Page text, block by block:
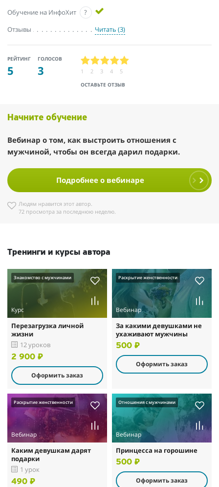
Обучение на ИнфоХит
?
Отзывы
Читать (3)
РЕЙТИНГ
5
ГОЛОСОВ
3
ОСТАВЬТЕ ОТЗЫВ
1 2 3 4 5
Начните обучение
Вебинар о том, как выстроить отношения с
мужчиной, чтобы он всегда дарил подарки.
Подробнее о вебинаре
Людям нравится этот автор.
72 просмотра за последнюю неделю.
Тренинги и курсы автора
Знакомство с мужчинами
Курс
Перезагрузка личной
жизни
12 уроков
2 900 ₽
Оформить заказ
Раскрытие женственности
Вебинар
За какими девушками не
ухаживают мужчины
500 ₽
Оформить заказ
Раскрытие женственности
Вебинар
Каким девушкам дарят
подарки
1 урок
490 ₽
Отношения с мужчинами
Вебинар
Принцесса на горошине
500 ₽
Оформить заказ